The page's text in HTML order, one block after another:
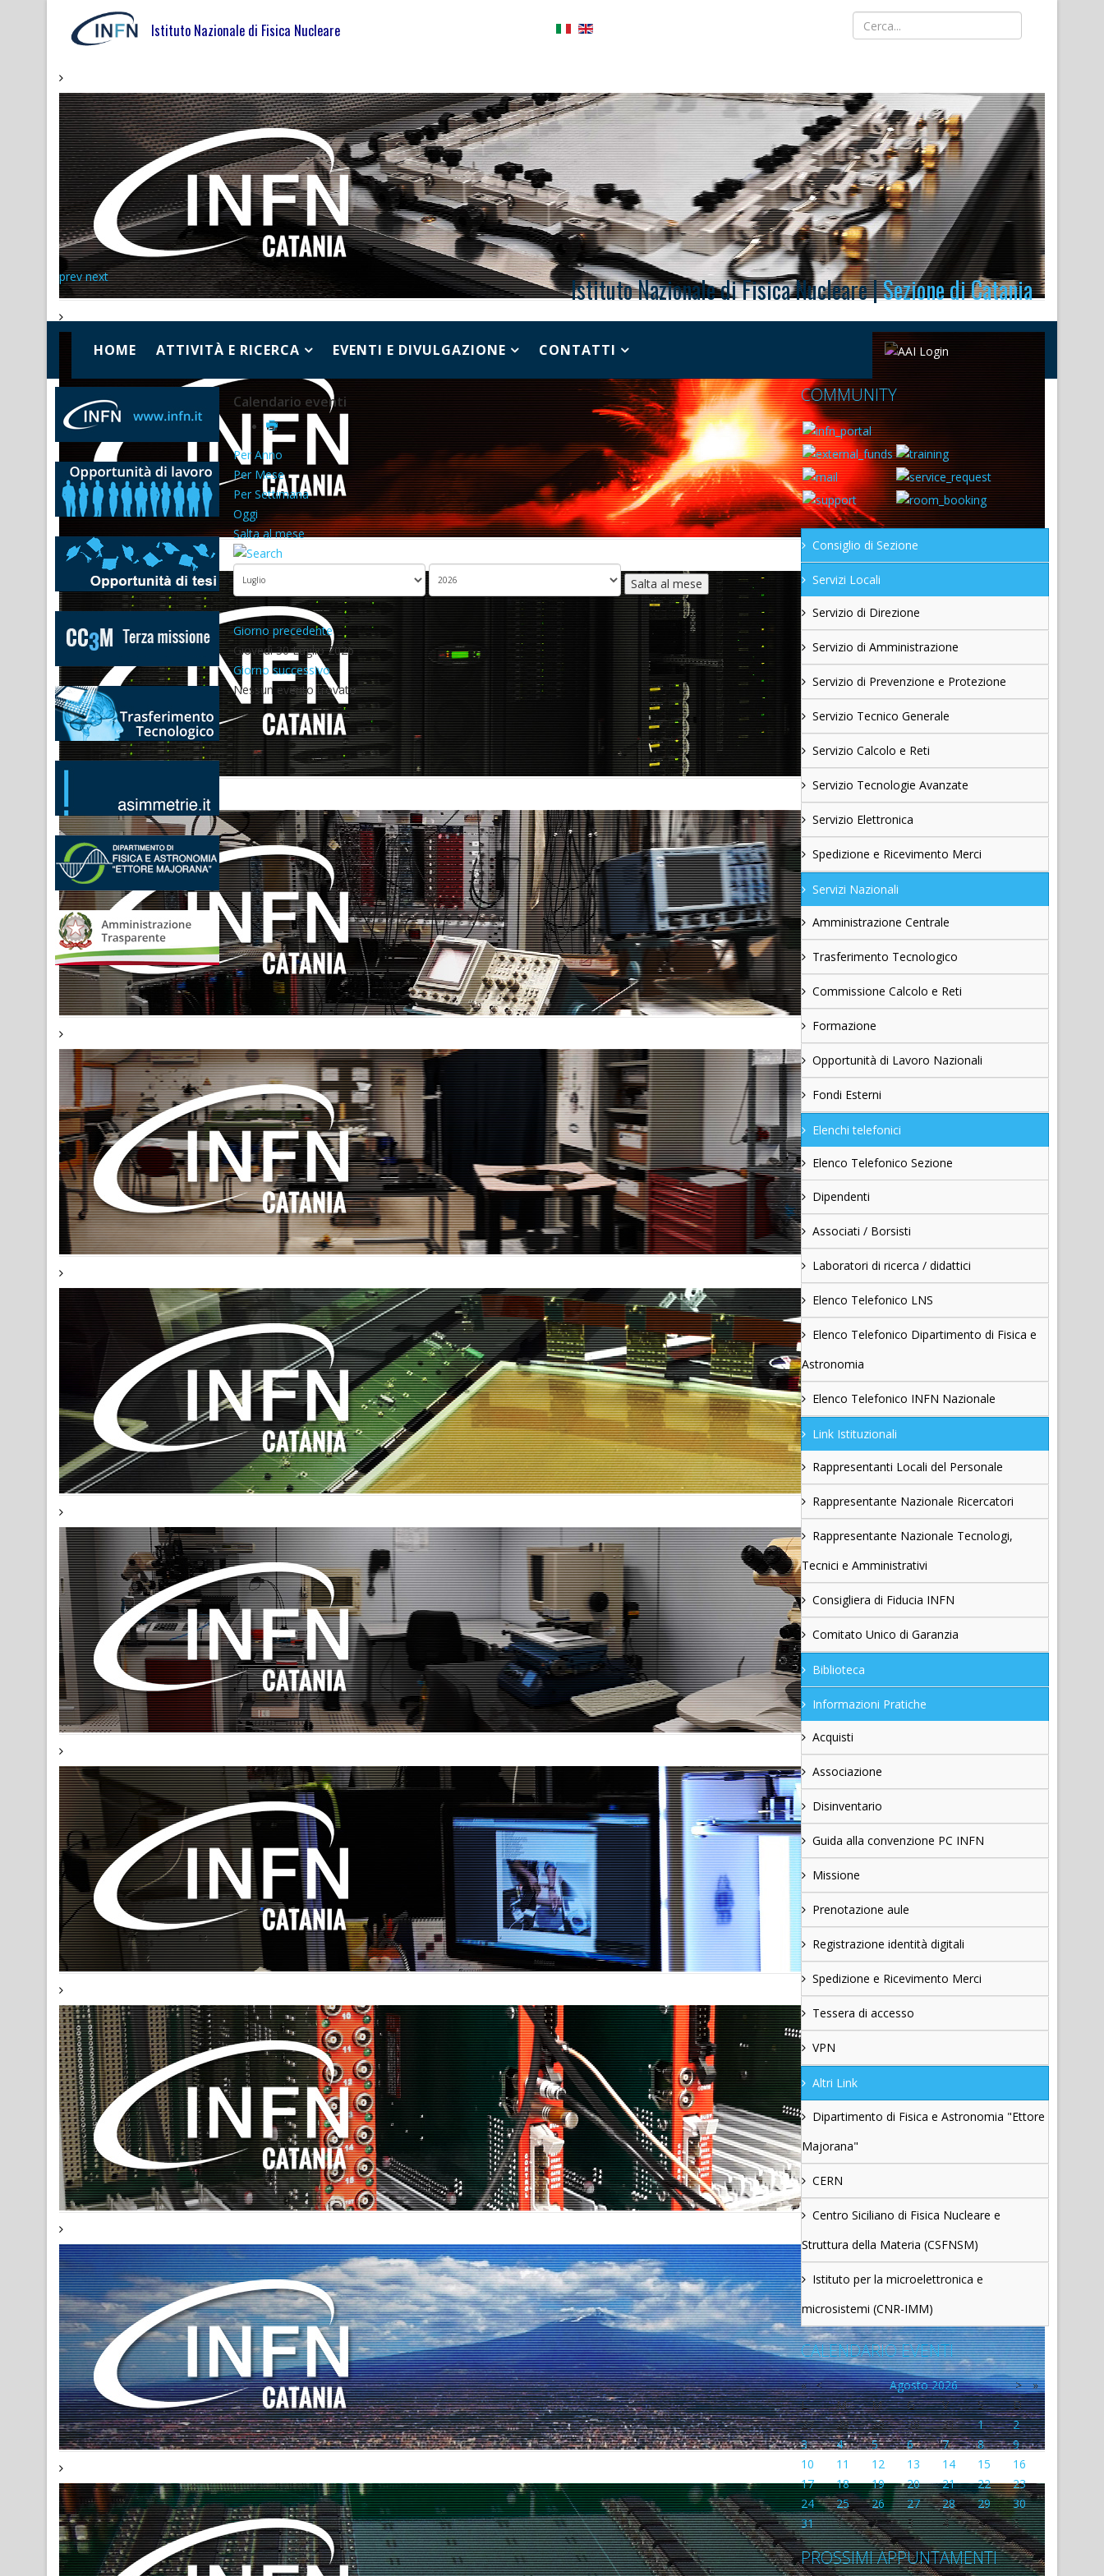
Istituto Nazionale di Fisica Nucleare
prev next Istituto Nazionale di Fisica Nucleare |Sezione di Catania
HOME ATTIVITÀ E RICERCA EVENTI E DIVULGAZIONE CONTATTI
Calendario eventi
Per Anno
Per Mese
Per Settimana
Oggi
Salta al mese
Salta al mese
Giorno precedente
Giovedì 30 Luglio 2026
Giorno successivo
Nessun evento trovato
COMMUNITY
Consiglio di Sezione
Servizi Locali
Servizio di Direzione
Servizio di Amministrazione
Servizio di Prevenzione e Protezione
Servizio Tecnico Generale
Servizio Calcolo e Reti
Servizio Tecnologie Avanzate
Servizio Elettronica
Spedizione e Ricevimento Merci
Servizi Nazionali
Amministrazione Centrale
Trasferimento Tecnologico
Commissione Calcolo e Reti
Formazione
Opportunità di Lavoro Nazionali
Fondi Esterni
Elenchi telefonici
Elenco Telefonico Sezione
Dipendenti
Associati / Borsisti
Laboratori di ricerca / didattici
Elenco Telefonico LNS
Elenco Telefonico Dipartimento di Fisica e
Astronomia
Elenco Telefonico INFN Nazionale
Link Istituzionali
Rappresentanti Locali del Personale
Rappresentante Nazionale Ricercatori
Rappresentante Nazionale Tecnologi,
Tecnici e Amministrativi
Consigliera di Fiducia INFN
Comitato Unico di Garanzia
Biblioteca
Informazioni Pratiche
Acquisti
Associazione
Disinventario
Guida alla convenzione PC INFN
Missione
Prenotazione aule
Registrazione identità digitali
Spedizione e Ricevimento Merci
Tessera di accesso
VPN
Altri Link
Dipartimento di Fisica e Astronomia "Ettore
Majorana"
CERN
Centro Siciliano di Fisica Nucleare e
Struttura della Materia (CSFNSM)
Istituto per la microelettronica e
microsistemi (CNR-IMM)
CALENDARIO EVENTI
« < Agosto 2026 >
»
L
M M G V S
D
27
28 29 30 31 1
2
3
4 5 6 7 8
9
10
11 12 13 14 15
16
17
18 19 20 21 22
23
24
25 26 27 28 29
30
31
1 2 3 4 5 6
PROSSIMI APPUNTAMENTI